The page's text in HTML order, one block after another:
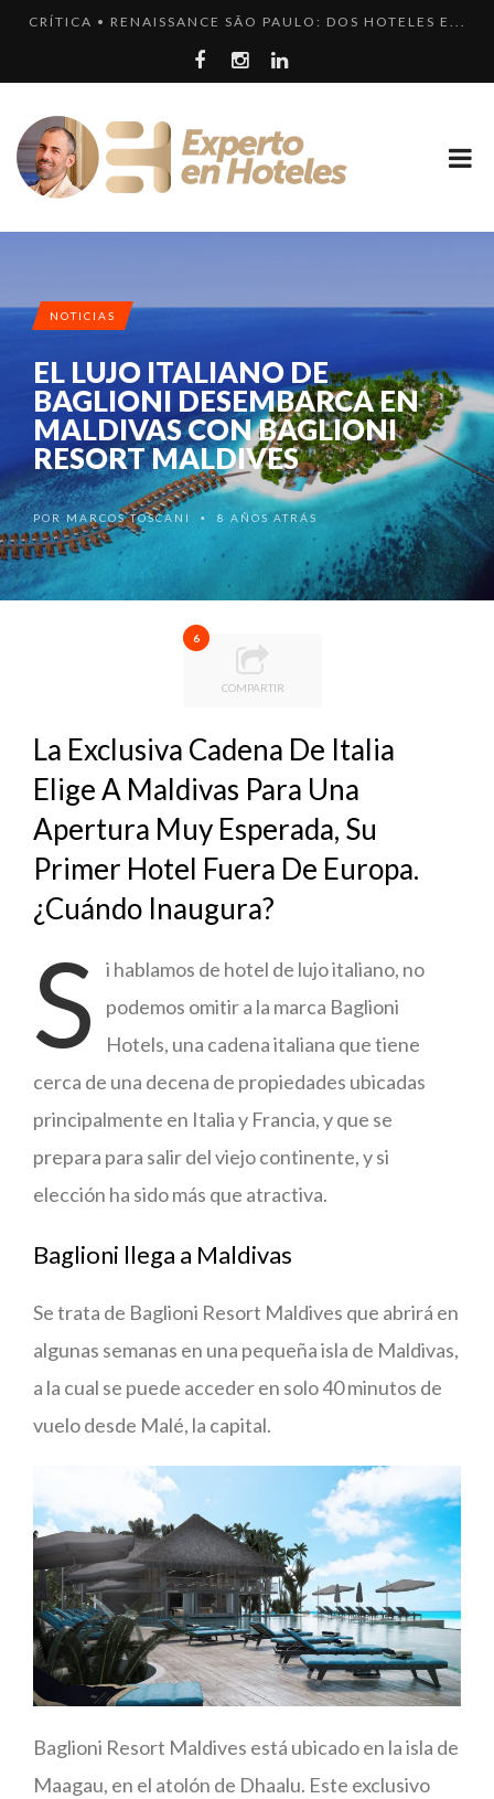
CRÍTICA • RENAISSANCE SÃO PAULO: DOS HOTELES E...
¿CUÁL ES LA DIFERENCIA HAY ENTRE HOTEL, HOSTEL...
EXPERIENCIA • VILLA MAGNA: LUJO Y GASTRONOMÍA ...
LOS 10 HOTELES MÁS CAROS DE PARÍS. LUJO FRANCÉ...
NOTICIAS
EL LUJO ITALIANO DE
BAGLIONI DESEMBARCA EN
MALDIVAS CON BAGLIONI
RESORT MALDIVES
POR MARCOS TOSCANI • 8 AÑOS ATRÁS
6
COMPARTIR
La Exclusiva Cadena De Italia
Elige A Maldivas Para Una
Apertura Muy Esperada, Su
Primer Hotel Fuera De Europa.
¿Cuándo Inaugura?
S
i hablamos de hotel de lujo italiano, no
podemos omitir a la marca Baglioni
Hotels, una cadena italiana que tiene
cerca de una decena de propiedades ubicadas
principalmente en Italia y Francia, y que se
prepara para salir del viejo continente, y si
elección ha sido más que atractiva.
Baglioni llega a Maldivas
Se trata de Baglioni Resort Maldives que abrirá en
algunas semanas en una pequeña isla de Maldivas,
a la cual se puede acceder en solo 40 minutos de
vuelo desde Malé, la capital.
Baglioni Resort Maldives está ubicado en la isla de
Maagau, en el atolón de Dhaalu. Este exclusivo